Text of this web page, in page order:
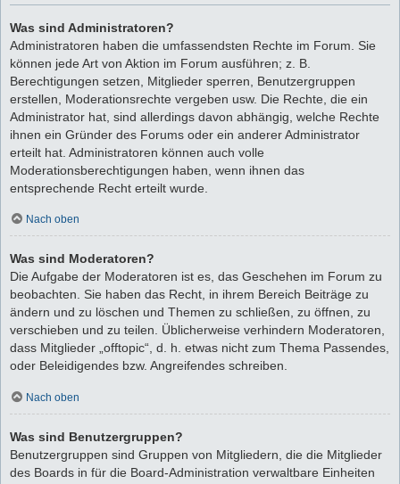
Was sind Administratoren?
Administratoren haben die umfassendsten Rechte im Forum. Sie
können jede Art von Aktion im Forum ausführen; z. B.
Berechtigungen setzen, Mitglieder sperren, Benutzergruppen
erstellen, Moderationsrechte vergeben usw. Die Rechte, die ein
Administrator hat, sind allerdings davon abhängig, welche Rechte
ihnen ein Gründer des Forums oder ein anderer Administrator
erteilt hat. Administratoren können auch volle
Moderationsberechtigungen haben, wenn ihnen das
entsprechende Recht erteilt wurde.
Nach oben
Was sind Moderatoren?
Die Aufgabe der Moderatoren ist es, das Geschehen im Forum zu
beobachten. Sie haben das Recht, in ihrem Bereich Beiträge zu
ändern und zu löschen und Themen zu schließen, zu öffnen, zu
verschieben und zu teilen. Üblicherweise verhindern Moderatoren,
dass Mitglieder „offtopic“, d. h. etwas nicht zum Thema Passendes,
oder Beleidigendes bzw. Angreifendes schreiben.
Nach oben
Was sind Benutzergruppen?
Benutzergruppen sind Gruppen von Mitgliedern, die die Mitglieder
des Boards in für die Board-Administration verwaltbare Einheiten